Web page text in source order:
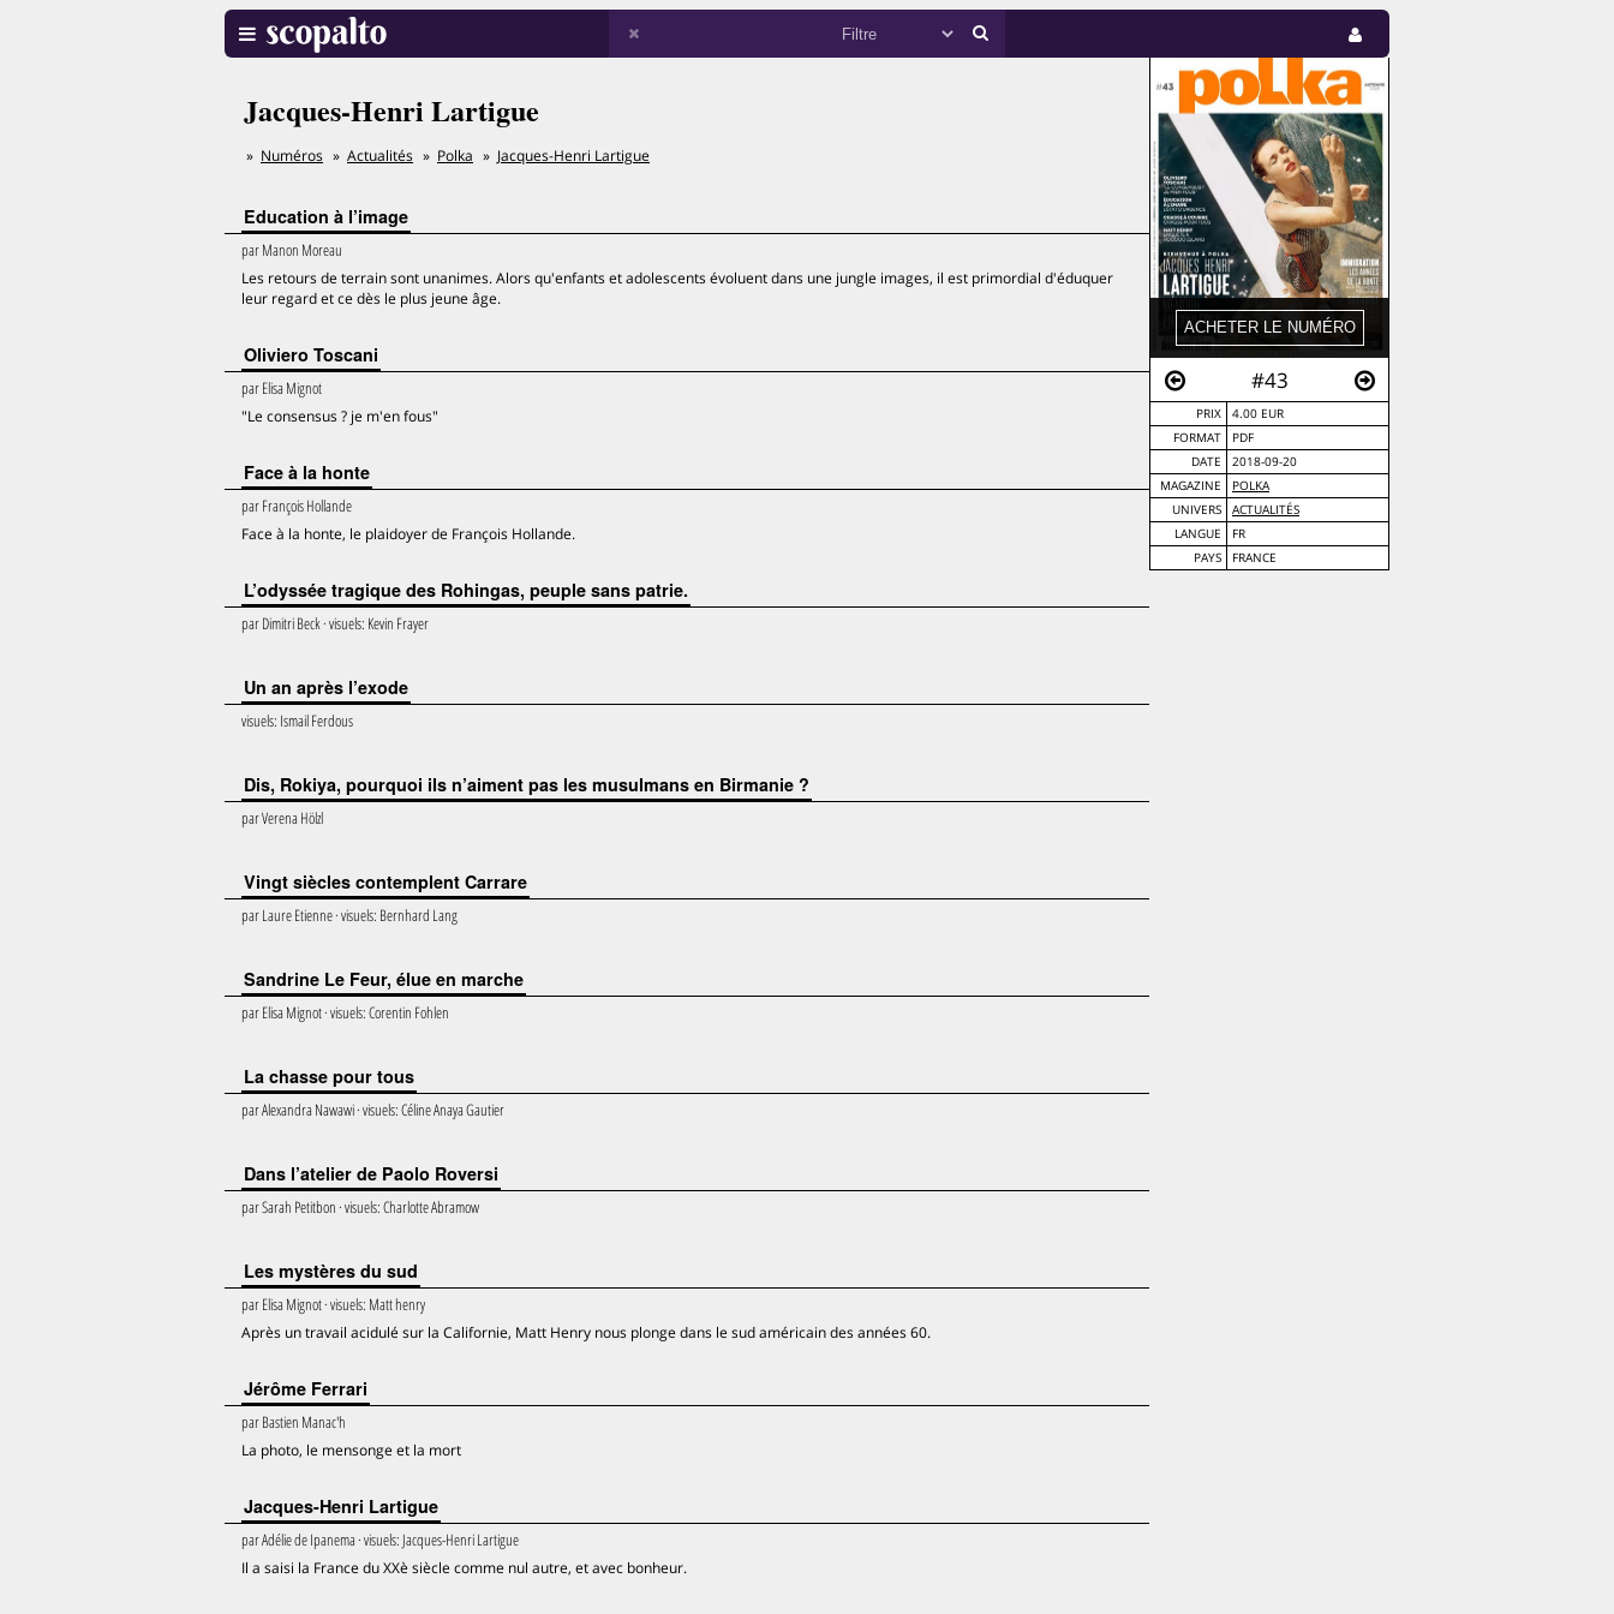
#43
PRIX
4.00 EUR
FORMAT
PDF
DATE
2018-09-20
MAGAZINE
POLKA
UNIVERS
ACTUALITÉS
LANGUE
FR
PAYS
FRANCE
Jacques-Henri Lartigue
Numéros Actualités Polka Jacques-Henri Lartigue
Education à l’image
parManon Moreau
Les retours de terrain sont unanimes. Alors qu'enfants et adolescents évoluent dans une jungle images, il est primordial d'éduquer
leur regard et ce dès le plus jeune âge.
Oliviero Toscani
parElisa Mignot
"Le consensus ? je m'en fous"
Face à la honte
parFrançois Hollande
Face à la honte, le plaidoyer de François Hollande.
L’odyssée tragique des Rohingas, peuple sans patrie.
parDimitri Beck· visuels: Kevin Frayer
Un an après l’exode
visuels: Ismail Ferdous
Dis, Rokiya, pourquoi ils n’aiment pas les musulmans en Birmanie ?
parVerena Hölzl
Vingt siècles contemplent Carrare
parLaure Etienne· visuels: Bernhard Lang
Sandrine Le Feur, élue en marche
parElisa Mignot· visuels:Corentin Fohlen
La chasse pour tous
parAlexandra Nawawi· visuels:Céline Anaya Gautier
Dans l’atelier de Paolo Roversi
parSarah Petitbon · visuels:Charlotte Abramow
Les mystères du sud
parElisa Mignot· visuels: Matt henry
Après un travail acidulé sur la Californie, Matt Henry nous plonge dans le sud américain des années 60.
Jérôme Ferrari
parBastien Manac'h
La photo, le mensonge et la mort
Jacques-Henri Lartigue
parAdélie de Ipanema · visuels: Jacques-Henri Lartigue
Il a saisi la France du XXè siècle comme nul autre, et avec bonheur.